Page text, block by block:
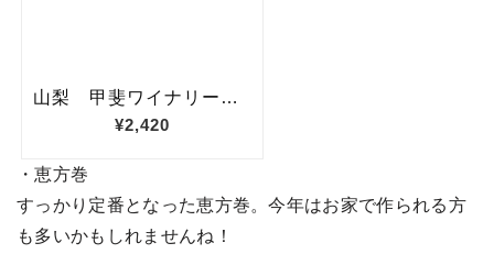
・恵方巻
すっかり定番となった恵方巻。今年はお家で作られる方
も多いかもしれませんね！